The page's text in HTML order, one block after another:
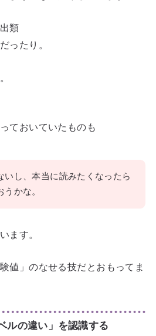
類
ったり。
ておいていたものも
いし、本当に読みたくなったら
うかな。
ます。
値」のなせる技だとおもってま
ルの違い」を認識する